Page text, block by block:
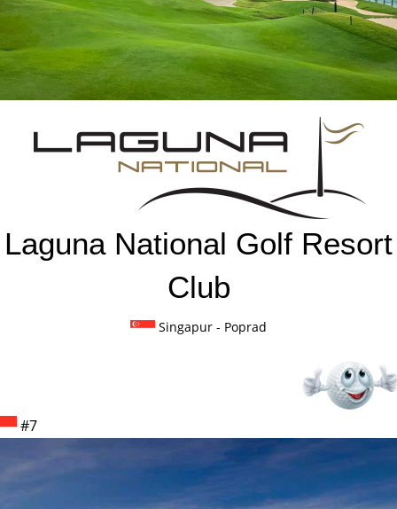
Laguna National Golf Resort
Club
Singapur - Poprad
#7